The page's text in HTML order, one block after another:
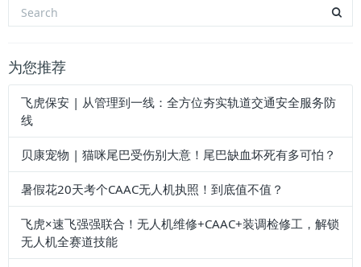
为您推荐
飞虎保安 | 从管理到一线：全方位夯实轨道交通安全服务防
线
贝康宠物 | 猫咪尾巴受伤别大意！尾巴缺血坏死有多可怕？
暑假花20天考个CAAC无人机执照！到底值不值？
飞虎×速飞强强联合！无人机维修+CAAC+装调检修工，解锁
无人机全赛道技能